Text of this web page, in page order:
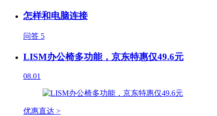
怎样和电脑连接
问答 5
LISM办公椅多功能，京东特惠仅49.6元
08.01
优惠直达 >